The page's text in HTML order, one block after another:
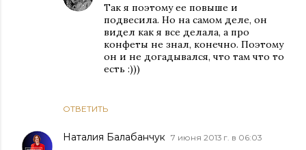
ОТВЕТИТЬ
Так я поэтому ее повыше и
подвесила. Но на самом деле, он
видел как я все делала, а про
конфеты не знал, конечно. Поэтому
он и не догадывался, что там что то
есть :)))
Наталия Балабанчук 7 июня 2013 г. в 06:03